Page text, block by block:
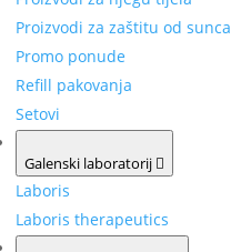
Proizvodi za zaštitu od sunca
Promo ponude
Refill pakovanja
Setovi
Galenski laboratorij
Laboris
Laboris therapeutics